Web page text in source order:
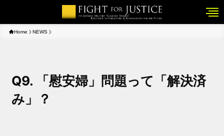
Home NEWS
Q9. 「慰安婦」問題って「解決済
み」？